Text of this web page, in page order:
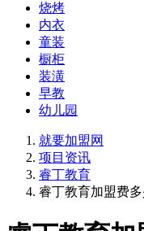
烧烤
内衣
童装
橱柜
装潢
早教
幼儿园
就要加盟网
项目资讯
睿丁教育
睿丁教育加盟费